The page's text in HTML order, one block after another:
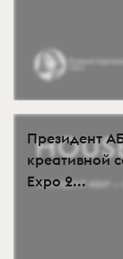
Президент
креативной
Expo 2...